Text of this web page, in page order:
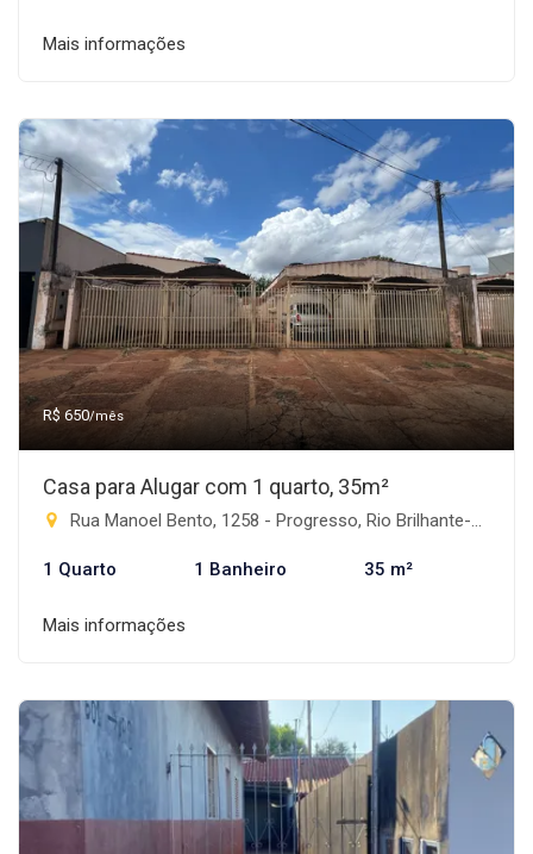
Mais informações
R$ 650/mês
Casa para Alugar com 1 quarto, 35m²
Rua Manoel Bento, 1258 - Progresso, Rio Brilhante-MS
1 Quarto 1 Banheiro 35 m²
Mais informações